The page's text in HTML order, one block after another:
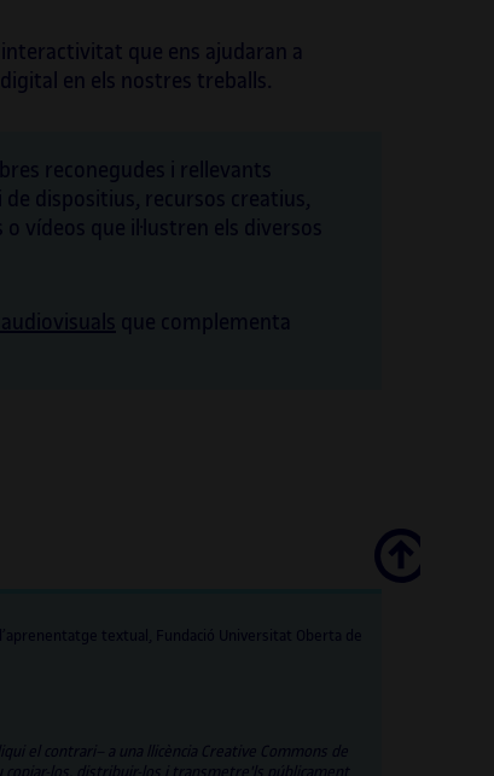
que ens ajudaran a
en els nostres treballs.
reconegudes i rellevants
dispositius, recursos creatius,
vídeos que il·lustren els diversos
que complementa
Scroll
textual, Fundació Universitat Oberta de
el contrari– a una llicència Creative Commons de
copiar-los, distribuir-los i transmetre'ls públicament